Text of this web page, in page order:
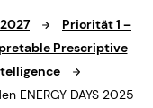
Priorität 1 –
Prescriptive
ENERGY DAYS 2025